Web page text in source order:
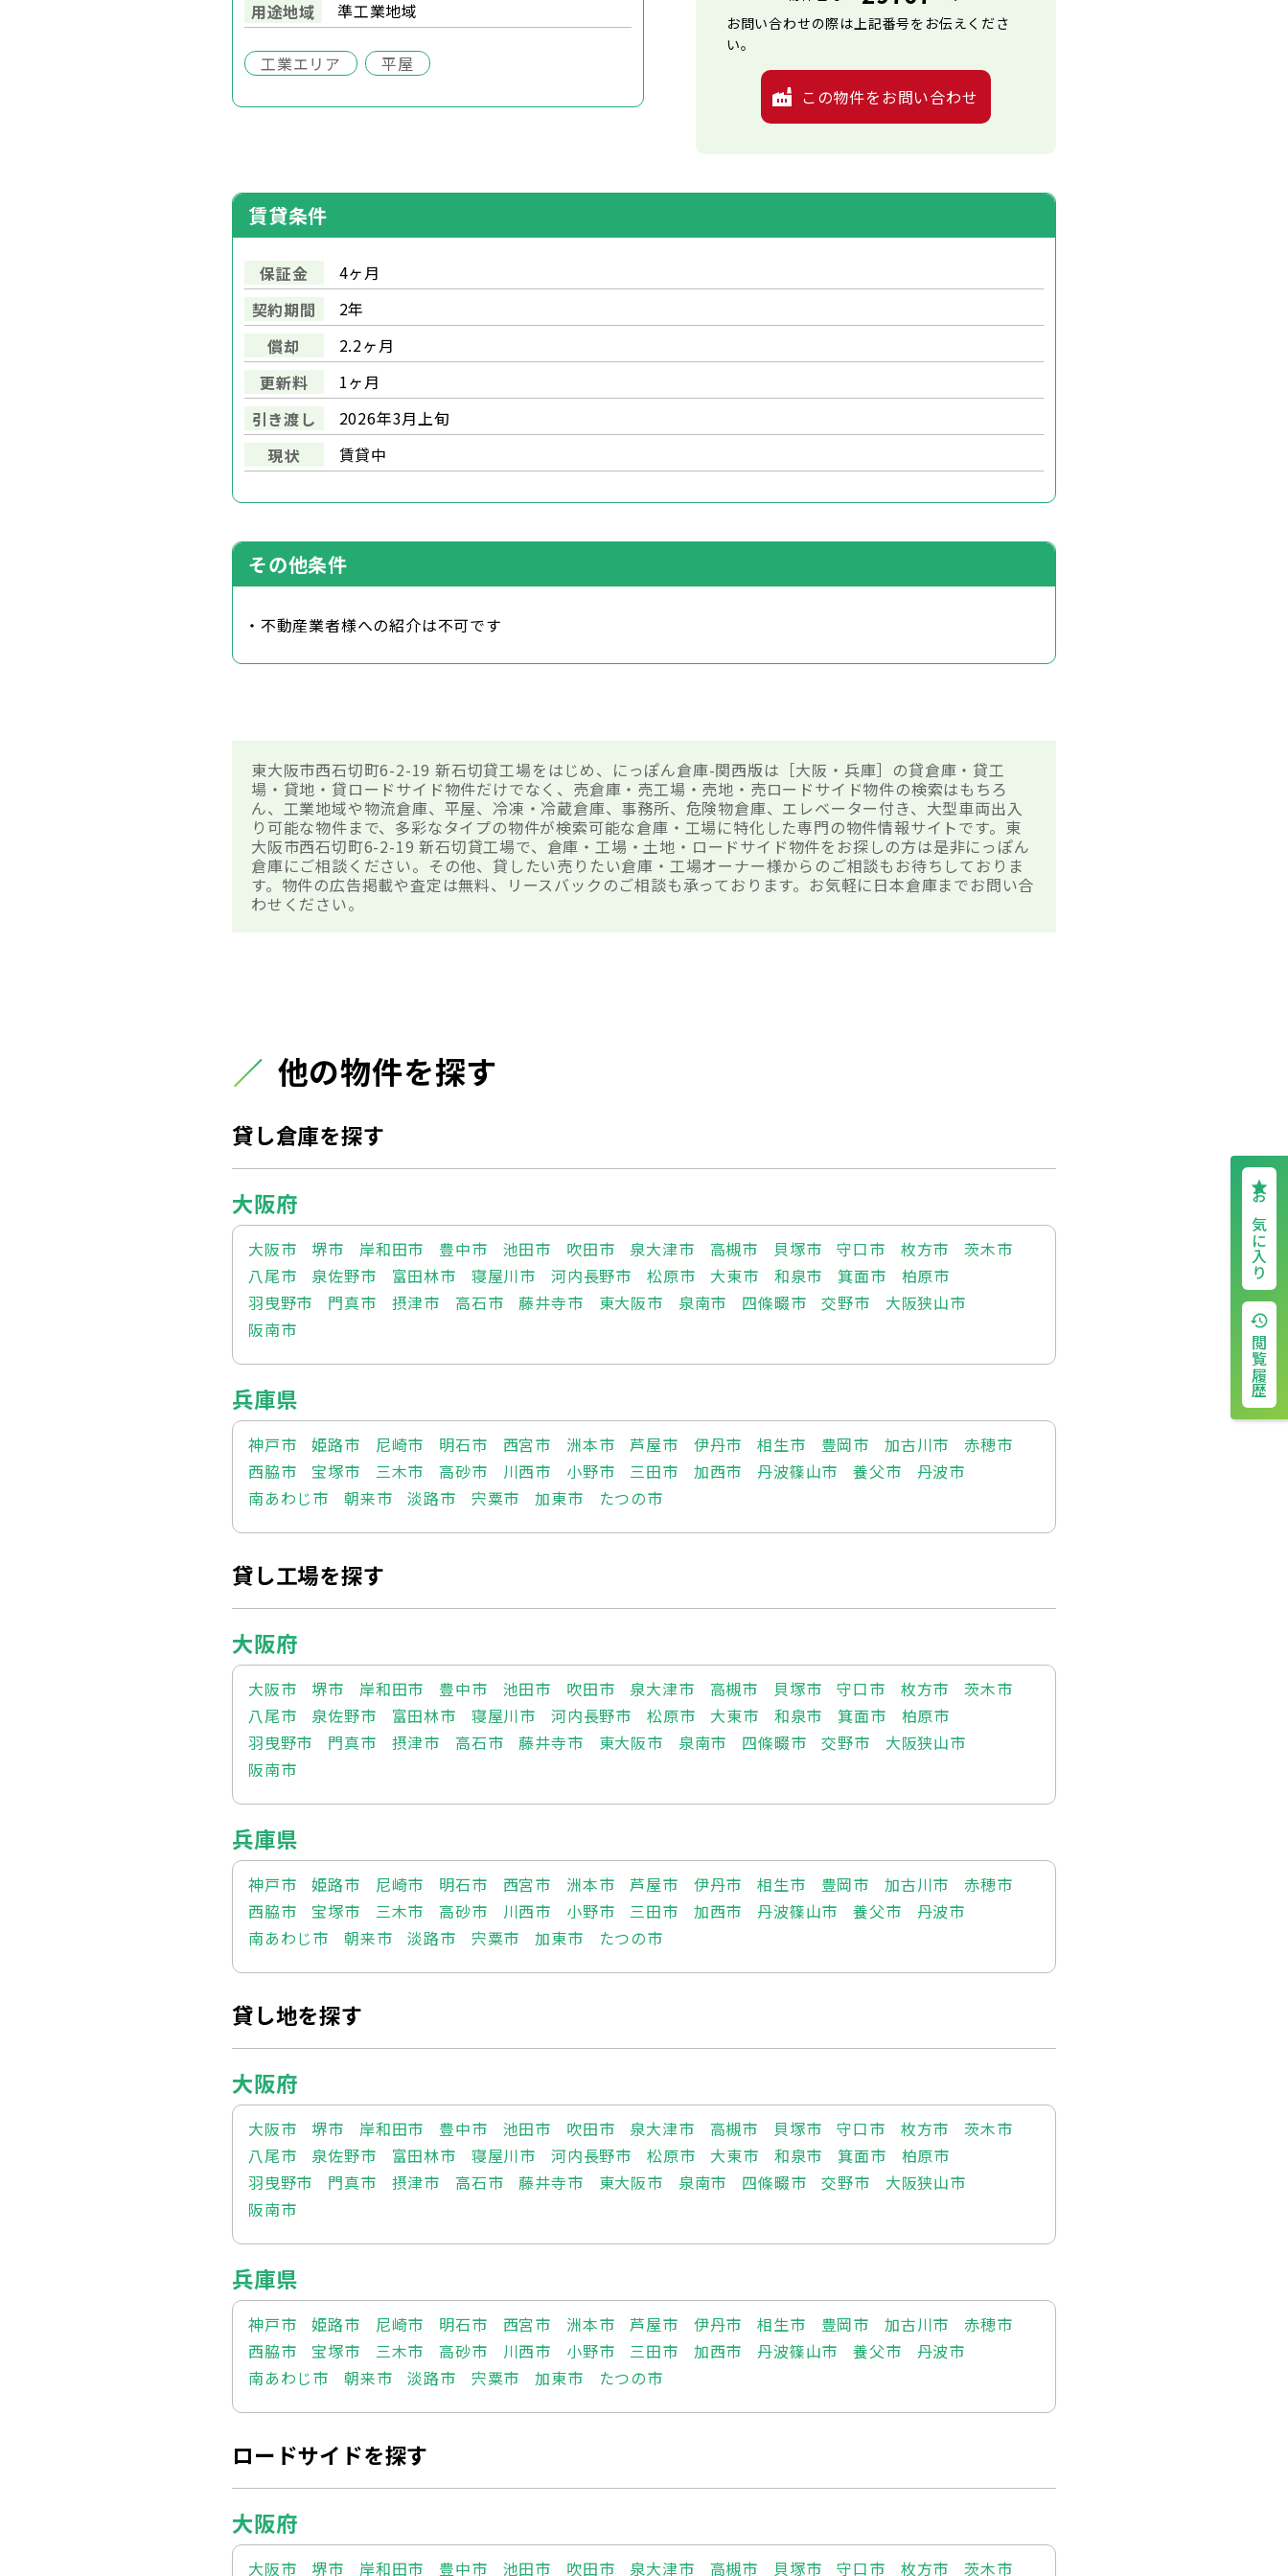
お気に入り
閲覧履歴
用途地域
準工業地域
工業エリア 平屋
お問い合わせの際は上記番号をお伝えくださ
い。
この物件をお問い合わせ
賃貸条件
保証金
4ヶ月
契約期間
2年
償却
2.2ヶ月
更新料
1ヶ月
引き渡し
2026年3月上旬
現状
賃貸中
その他条件
・不動産業者様への紹介は不可です
東大阪市西石切町6-2-19 新石切貸工場をはじめ、にっぽん倉庫-関西版は［大阪・兵庫］の貸倉庫・貸工
場・貸地・貸ロードサイド物件だけでなく、売倉庫・売工場・売地・売ロードサイド物件の検索はもちろ
ん、工業地域や物流倉庫、平屋、冷凍・冷蔵倉庫、事務所、危険物倉庫、エレベーター付き、大型車両出入
り可能な物件まで、多彩なタイプの物件が検索可能な倉庫・工場に特化した専門の物件情報サイトです。東
大阪市西石切町6-2-19 新石切貸工場で、倉庫・工場・土地・ロードサイド物件をお探しの方は是非にっぽん
倉庫にご相談ください。その他、貸したい売りたい倉庫・工場オーナー様からのご相談もお待ちしておりま
す。物件の広告掲載や査定は無料、リースバックのご相談も承っております。お気軽に日本倉庫までお問い合
わせください。
他の物件を探す
貸し倉庫を探す
大阪府
大阪市 堺市 岸和田市 豊中市 池田市 吹田市 泉大津市 高槻市 貝塚市 守口市 枚方市
茨木市
八尾市
泉佐野市 富田林市 寝屋川市 河内長野市 松原市 大東市 和泉市 箕面市
柏原市
羽曳野市
門真市 摂津市 高石市 藤井寺市 東大阪市 泉南市 四條畷市 交野市
大阪狭山市
阪南市
兵庫県
神戸市 姫路市 尼崎市 明石市 西宮市 洲本市 芦屋市 伊丹市 相生市 豊岡市 加古川市
赤穂市
西脇市
宝塚市 三木市 高砂市 川西市 小野市 三田市 加西市 丹波篠山市 養父市
丹波市
南あわじ市
朝来市 淡路市 宍粟市 加東市 たつの市
貸し工場を探す
大阪府
大阪市 堺市 岸和田市 豊中市 池田市 吹田市 泉大津市 高槻市 貝塚市 守口市 枚方市
茨木市
八尾市
泉佐野市 富田林市 寝屋川市 河内長野市 松原市 大東市 和泉市 箕面市
柏原市
羽曳野市
門真市 摂津市 高石市 藤井寺市 東大阪市 泉南市 四條畷市 交野市
大阪狭山市
阪南市
兵庫県
神戸市 姫路市 尼崎市 明石市 西宮市 洲本市 芦屋市 伊丹市 相生市 豊岡市 加古川市
赤穂市
西脇市
宝塚市 三木市 高砂市 川西市 小野市 三田市 加西市 丹波篠山市 養父市
丹波市
南あわじ市
朝来市 淡路市 宍粟市 加東市 たつの市
貸し地を探す
大阪府
大阪市 堺市 岸和田市 豊中市 池田市 吹田市 泉大津市 高槻市 貝塚市 守口市 枚方市
茨木市
八尾市
泉佐野市 富田林市 寝屋川市 河内長野市 松原市 大東市 和泉市 箕面市
柏原市
羽曳野市
門真市 摂津市 高石市 藤井寺市 東大阪市 泉南市 四條畷市 交野市
大阪狭山市
阪南市
兵庫県
神戸市 姫路市 尼崎市 明石市 西宮市 洲本市 芦屋市 伊丹市 相生市 豊岡市 加古川市
赤穂市
西脇市
宝塚市 三木市 高砂市 川西市 小野市 三田市 加西市 丹波篠山市 養父市
丹波市
南あわじ市
朝来市 淡路市 宍粟市 加東市 たつの市
ロードサイドを探す
大阪府
大阪市 堺市 岸和田市 豊中市 池田市 吹田市 泉大津市 高槻市 貝塚市 守口市 枚方市 茨木市